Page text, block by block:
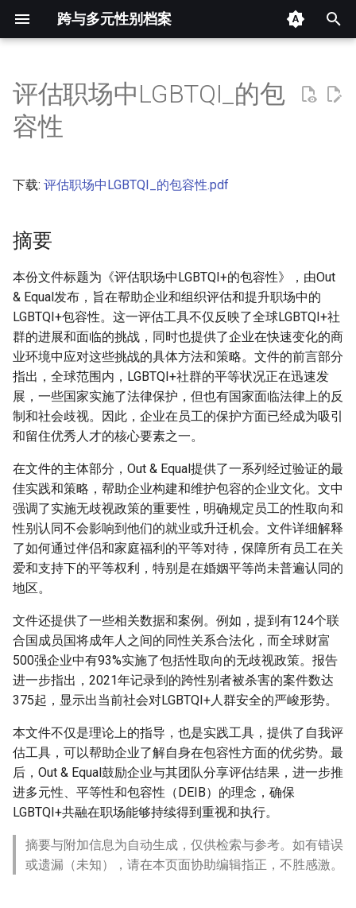
跨与多元性别档案
入
开
摘要
评估职场中LGBTQI_的包
容性
下载: 评估职场中LGBTQI_的包容性.pdf
摘要
本份文件标题为《评估职场中LGBTQI+的包容性》，由Out
& Equal发布，旨在帮助企业和组织评估和提升职场中的
LGBTQI+包容性。这一评估工具不仅反映了全球LGBTQI+社
群的进展和面临的挑战，同时也提供了企业在快速变化的商
业环境中应对这些挑战的具体方法和策略。文件的前言部分
指出，全球范围内，LGBTQI+社群的平等状况正在迅速发
展，一些国家实施了法律保护，但也有国家面临法律上的反
制和社会歧视。因此，企业在员工的保护方面已经成为吸引
和留住优秀人才的核心要素之一。
在文件的主体部分，Out & Equal提供了一系列经过验证的最
佳实践和策略，帮助企业构建和维护包容的企业文化。文中
强调了实施无歧视政策的重要性，明确规定员工的性取向和
性别认同不会影响到他们的就业或升迁机会。文件详细解释
了如何通过伴侣和家庭福利的平等对待，保障所有员工在关
爱和支持下的平等权利，特别是在婚姻平等尚未普遍认同的
地区。
文件还提供了一些相关数据和案例。例如，提到有124个联
合国成员国将成年人之间的同性关系合法化，而全球财富
500强企业中有93%实施了包括性取向的无歧视政策。报告
进一步指出，2021年记录到的跨性别者被杀害的案件数达
375起，显示出当前社会对LGBTQI+人群安全的严峻形势。
本文件不仅是理论上的指导，也是实践工具，提供了自我评
估工具，可以帮助企业了解自身在包容性方面的优劣势。最
后，Out & Equal鼓励企业与其团队分享评估结果，进一步推
进多元性、平等性和包容性（DEIB）的理念，确保
LGBTQI+共融在职场能够持续得到重视和执行。
摘要与附加信息为自动生成，仅供检索与参考。如有错误
或遗漏（未知），请在本页面协助编辑指正，不胜感激。